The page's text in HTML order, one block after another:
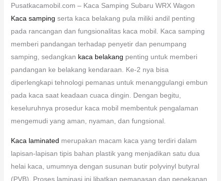
Pusatkacamobil.com – Kaca Samping Subaru WRX Wagon
Kaca samping serta kaca belakang pula miliki andil penting
pada rancangan dan fungsionalitas kaca mobil. Kaca samping
memberi pandangan terhadap penyetir dan penumpang
samping, sedangkan kaca belakang penting untuk memberi
pandangan ke belakang kendaraan. Ke-2 nya bisa
diperlengkapi tehnologi pemanas untuk menanggulangi embun
pada kaca saat keadaan cuaca dingin. Dengan begitu,
keseluruhnya prosedur kaca mobil membentuk pengalaman
mengemudi yang aman, nyaman, dan fungsional.
Kaca laminated merupakan macam kaca yang terdiri dalam
lapisan-lapisan tipis bahan plastik yang menjadikan satu dua
helai kaca, umumnya dengan susunan butir polyvinyl butyral
(PVB). Proses laminasi ini libatkan pemanasan dan penekanan